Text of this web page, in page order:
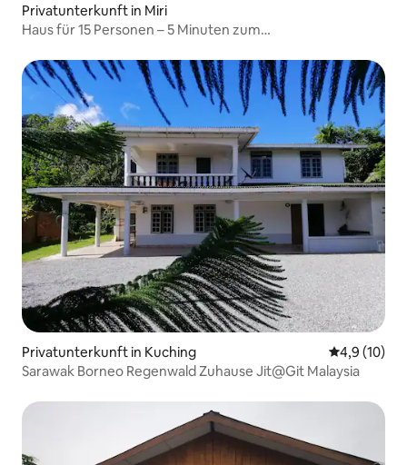
Privatunterkunft in Miri
Haus für 15 Personen – 5 Minuten zum
Privatunterkunft in Kuching
4,9 (10)
Sarawak Borneo Regenwald Zuhause Jit@Git Malaysia